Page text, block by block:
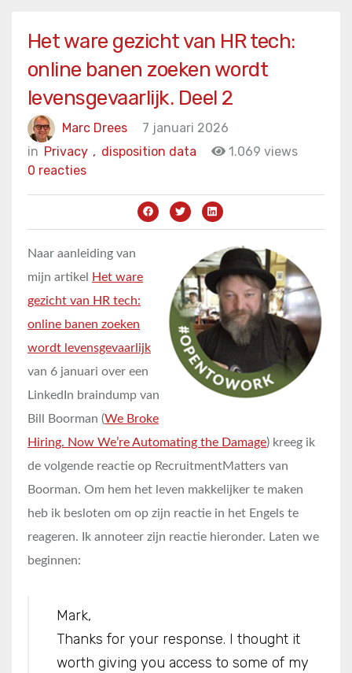
Het ware gezicht van HR tech:
online banen zoeken wordt
levensgevaarlijk. Deel 2
Marc Drees
7 januari 2026
in
disposition data
Privacy ,
1.069 views
0 reacties
Naar aanleiding van
mijn artikel
Het ware
gezicht van HR tech:
online banen zoeken
wordt levensgevaarlijk
van 6 januari over een
LinkedIn braindump van
Bill Boorman (We Broke
Hiring. Now We’re Automating the Damage) kreeg ik
de volgende reactie op RecruitmentMatters van
Boorman. Om hem het leven makkelijker te maken
heb ik besloten om op zijn reactie in het Engels te
reageren. Ik annoteer zijn reactie hieronder. Laten we
beginnen:
Mark,
Thanks for your response. I thought it
worth giving you access to some of my